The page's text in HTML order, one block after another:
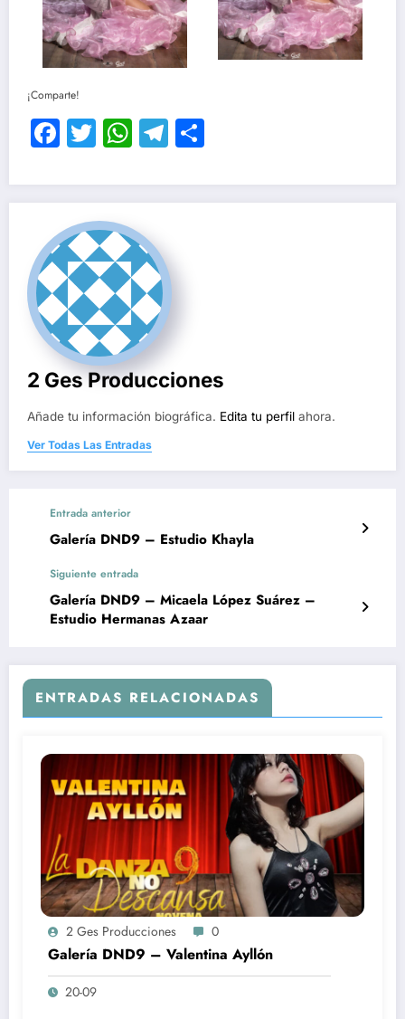
¡Comparte!
Facebook
TwitterWhatsApp
Telegram
2 Ges Producciones
Añade tu información biográfica. Edita tu perfil ahora.
Ver Todas Las Entradas
Entrada anterior
Galería DND9 – Estudio Khayla
Siguiente entrada
Galería DND9 – Micaela López Suárez –
Estudio Hermanas Azaar
ENTRADAS RELACIONADAS
2 Ges Producciones 0
Galería DND9 – Valentina Ayllón
20-09